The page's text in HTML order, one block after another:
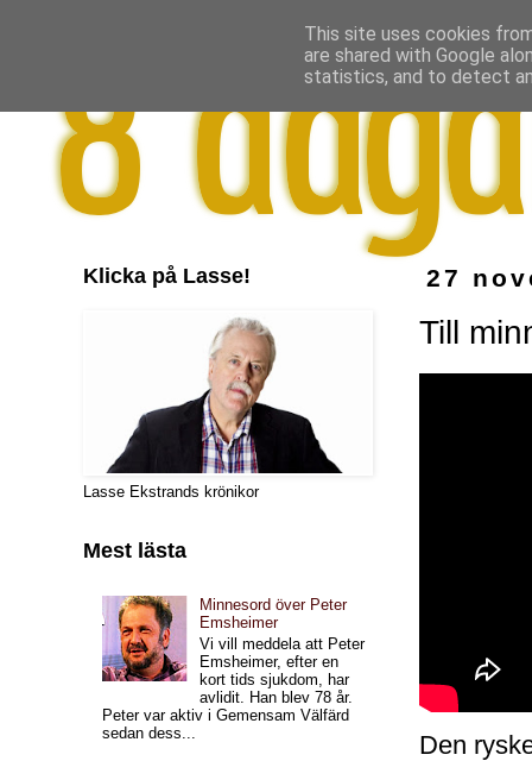
27
Till
Den
Klicka på Lasse!
Lasse Ekstrands krönikor
Mest lästa
Minnesord över Peter
Emsheimer
Vi vill meddela att Peter
Emsheimer, efter en
kort tids sjukdom, har
avlidit. Han blev 78 år.
Peter var aktiv i Gemensam Välfärd
sedan dess...
This site uses cookies
are shared with Google
statistics, and to detect